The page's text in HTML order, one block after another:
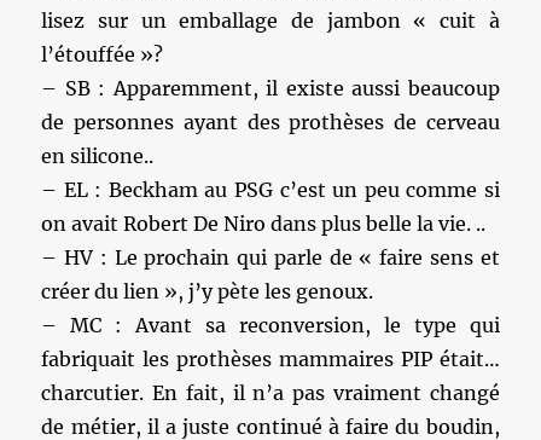
lisez sur un emballage de jambon « cuit à
l’étouffée »?
– SB : Apparemment, il existe aussi beaucoup
de personnes ayant des prothèses de cerveau
en silicone..
– EL : Beckham au PSG c’est un peu comme si
on avait Robert De Niro dans plus belle la vie. ..
– HV : Le prochain qui parle de « faire sens et
créer du lien », j’y pète les genoux.
– MC : Avant sa reconversion, le type qui
fabriquait les prothèses mammaires PIP était…
charcutier. En fait, il n’a pas vraiment changé
de métier, il a juste continué à faire du boudin,